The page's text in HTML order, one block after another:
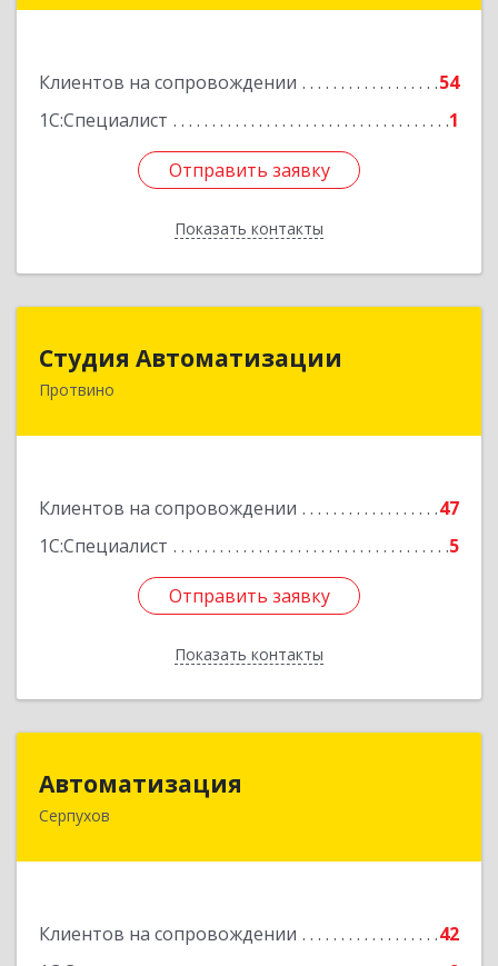
Клиентов на сопровождении
54
1С:Специалист
1
Отправить заявку
Показать контакты
Отправить заявку
Назад
Студия Автоматизации
Протвино
Клиентов на сопровождении
47
1С:Специалист
5
Отправить заявку
Показать контакты
142281, Московская обл, Протвино г, Ленина
Отправить заявку
Назад
Автоматизация
Серпухов
Клиентов на сопровождении
42